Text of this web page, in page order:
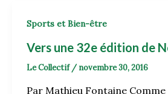
Sports et Bien-être
Vers une 32e édition de
Le Collectif / novembre 30, 2016
Par Mathieu Fontaine Comme